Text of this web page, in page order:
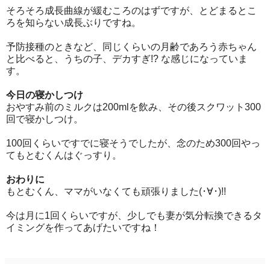
そろそろ成長曲線が緩むころのはずですが、とどまるとこ
ろを知らない成長ぶりですね。
予防接種のときなど、同じくらいの月齢であろう赤ちゃん
と比べると、うちの子、デカすぎ!? な感じになっていま
す。
今日の寝かしつけ
おやすみ前のミルクは200mlを飲み、その後スクワット300
回で寝かしつけ。
100回くらいですでに寝そうでしたが、念のため300回やっ
てもとむくんはぐっすり。
おわりに
もとむくん、ママがいなくても頑張りました(･∀･)!!
今は月に1回くらいですが、少しでも妻が気分転換できるタ
イミングを作ってあげたいですね！